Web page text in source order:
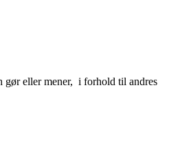
gør eller mener, i forhold til andres